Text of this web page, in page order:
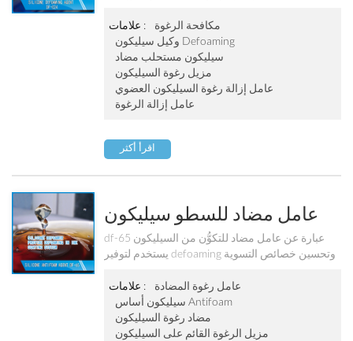
ومستحلب آخر.
علامات :
مكافحة الرغوة
وكيل سيليكون Defoaming
سيليكون مستحلب مضاد
مزيل رغوة السيليكون
عامل إزالة رغوة السيليكون العضوي
عامل إزالة الرغوة
اقرأ أكثر
عامل مضاد للسطو سيليكون
Df-65
df-65 عبارة عن عامل مضاد للتكوُّن من السيليكون
يستخدم لتوفير defoaming وتحسين خصائص التسوية
علامات :
عامل رغوة المضادة
سيليكون أساس Antifoam
مضاد رغوة السيليكون
مزيل الرغوة القائم على السيليكون